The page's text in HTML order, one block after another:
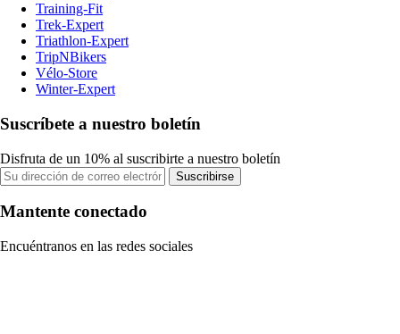
Training-Fit
Trek-Expert
Triathlon-Expert
TripNBikers
Vélo-Store
Winter-Expert
Suscríbete a nuestro boletín
Disfruta de un 10% al suscribirte a nuestro boletín
Suscribirse
Mantente conectado
Encuéntranos en las redes sociales